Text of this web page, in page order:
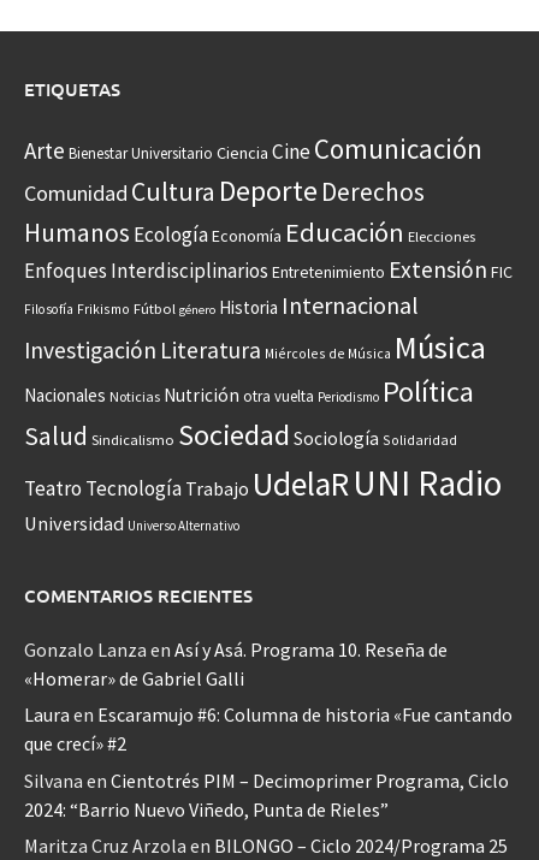
ETIQUETAS
Arte Bienestar Universitario Ciencia CineComunicación
Comunidad Cultura Deporte Derechos
Humanos EcologíaEconomía Educación Elecciones
Enfoques Interdisciplinarios Entretenimiento Extensión FIC
Filosofía Frikismo Fútbol género Historia Internacional
Investigación Literatura Miércoles de Música Música
Nacionales Noticias Nutrición otra vuelta Periodismo Política
Salud Sindicalismo Sociedad Sociología Solidaridad
Teatro Tecnología Trabajo UdelaRUNI Radio
Universidad Universo Alternativo
COMENTARIOS RECIENTES
Gonzalo Lanza en Así y Asá. Programa 10. Reseña de
«Homerar» de Gabriel Galli
Laura en Escaramujo #6: Columna de historia «Fue cantando
que crecí» #2
Silvana en Cientotrés PIM – Decimoprimer Programa, Ciclo
2024: “Barrio Nuevo Viñedo, Punta de Rieles”
Maritza Cruz Arzola en BILONGO – Ciclo 2024/Programa 25